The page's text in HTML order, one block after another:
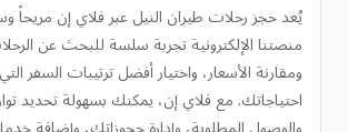
يُعد حجز رحلات طيران النيل عبر فلاي إن مريحاً
منصتنا الإلكترونية تجربة سلسة للبحث عن
ومقارنة الأسعار، واختيار أفضل ترتيبات السفر
احتياجاتك. مع فلاي إن، يمكنك بسهولة تحديد